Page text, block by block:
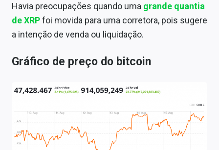
Havia preocupações quando uma grande quantia
de XRPfoi movida para uma corretora, pois sugere
a intenção de venda ou liquidação.
Gráfico de preço do bitcoin